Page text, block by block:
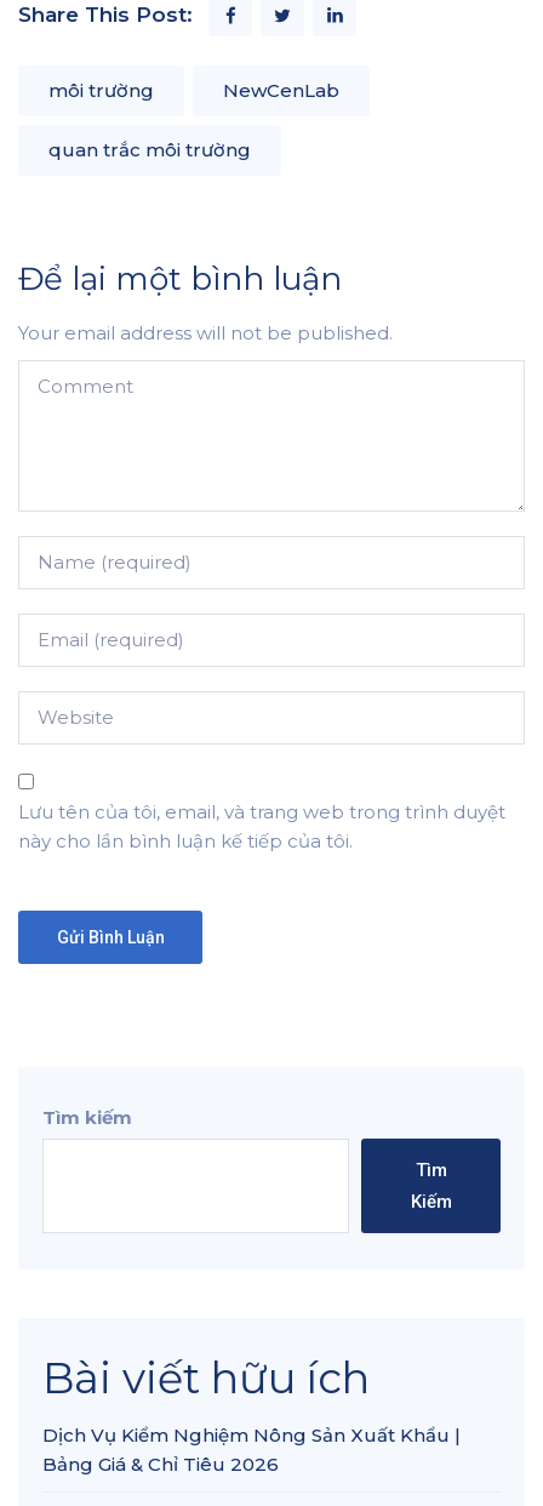
Share This Post:
môi trường NewCenLab
quan trắc môi trường
Để lại một bình luận
Your email address will not be published.
Lưu tên của tôi, email, và trang web trong trình duyệt
này cho lần bình luận kế tiếp của tôi.
Tìm kiếm
Tìm
Kiếm
Bài viết hữu ích
Dịch Vụ Kiểm Nghiệm Nông Sản Xuất Khẩu |
Bảng Giá & Chỉ Tiêu 2026